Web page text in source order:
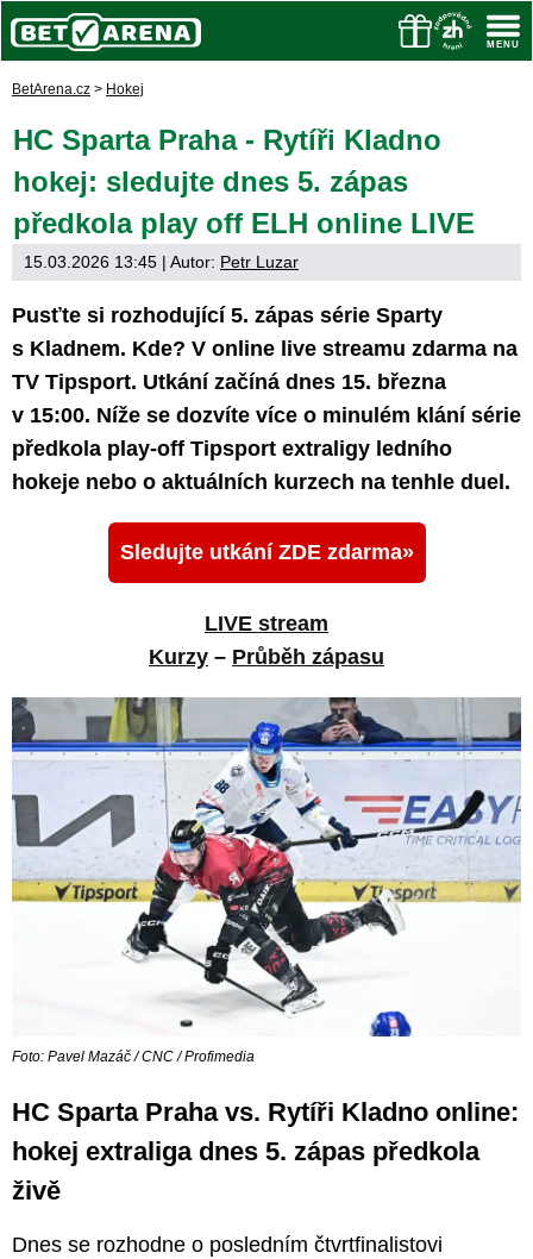
BetArena.cz > Hokej
HC Sparta Praha - Rytíři Kladno
hokej: sledujte dnes 5. zápas
předkola play off ELH online LIVE
15.03.2026 13:45 | Autor: Petr Luzar
Pusťte si rozhodující 5. zápas série Sparty
s Kladnem. Kde? V online live streamu zdarma na
TV Tipsport. Utkání začíná dnes 15. března
v 15:00. Níže se dozvíte více o minulém klání série
předkola play-off Tipsport extraligy ledního
hokeje nebo o aktuálních kurzech na tenhle duel.
Sledujte utkání ZDE zdarma
LIVE stream
Kurzy – Průběh zápasu
Foto: Pavel Mazáč / CNC / Profimedia
HC Sparta Praha vs. Rytíři Kladno online:
hokej extraliga dnes 5. zápas předkola
živě
Dnes se rozhodne o posledním čtvrtfinalistovi